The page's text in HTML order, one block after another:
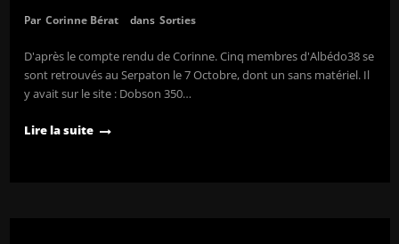
Par Corinne Bérat dans Sorties
D'après le compte rendu de Corinne. Cinq membres d'Albédo38 se
sont retrouvés au Serpaton le 7 Octobre, dont un sans matériel. Il
y avait sur le site : Dobson 350…
Lire la suite